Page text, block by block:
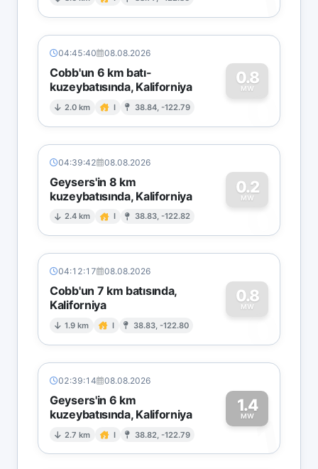
04:45:40 08.08.2026
Cobb'un 6 km batı-
kuzeybatısında, Kaliforniya
2.0 km I 38.84, -122.79
0.8
MW
0
04:39:42 08.08.2026
Geysers'in 8 km
kuzeybatısında, Kaliforniya
2.4 km I 38.83, -122.82
0.2
MW
0
04:12:17 08.08.2026
Cobb'un 7 km batısında,
Kaliforniya
1.9 km I 38.83, -122.80
0.8
MW
0
02:39:14 08.08.2026
Geysers'in 6 km
kuzeybatısında, Kaliforniya
2.7 km I 38.82, -122.79
1.4
MW1